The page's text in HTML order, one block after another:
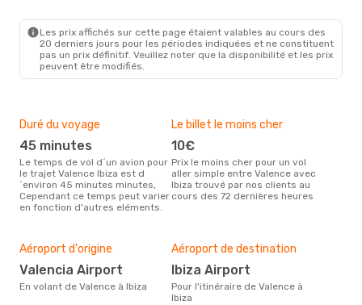
Les prix affichés sur cette page étaient valables au cours des
20 derniers jours pour les périodes indiquées et ne constituent
pas un prix définitif. Veuillez noter que la disponibilité et les prix
peuvent être modifiés.
Duré du voyage
45 minutes
Le temps de vol d´un avion pour
le trajet Valence Ibiza est d
´environ 45 minutes minutes,
Cependant ce temps peut varier
en fonction d'autres eléments.
Le billet le moins cher
10€
Prix le moins cher pour un vol
aller simple entre Valence avec
Ibiza trouvé par nos clients au
cours des 72 dernières heures
Aéroport d'origine
Valencia Airport
En volant de Valence à Ibiza
Aéroport de destination
Ibiza Airport
Pour l'itinéraire de Valence à
Ibiza